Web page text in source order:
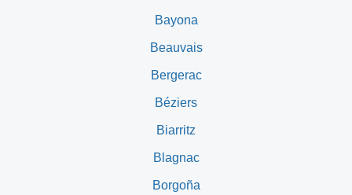
Bayona
Beauvais
Bergerac
Béziers
Biarritz
Blagnac
Borgoña